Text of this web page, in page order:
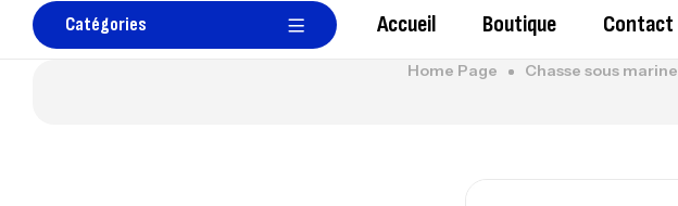
Catégories Accueil Boutique Contact
Home Page Chasse sous marine